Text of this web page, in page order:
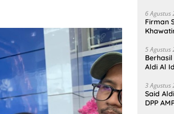
6 Agustus
Firman
5 Agustus
Aldi Al
3 Agustus
Said
DPP